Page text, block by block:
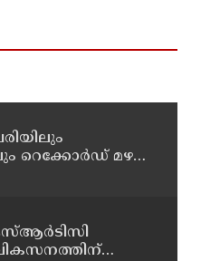
റെക്കോർഡ് മഴ ;